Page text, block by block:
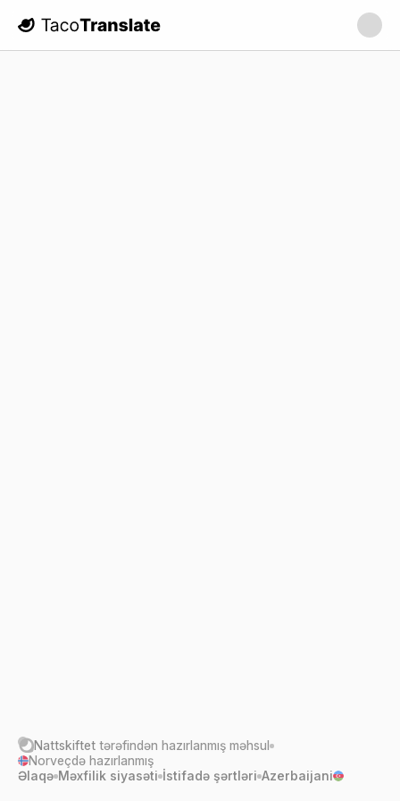
TacoTranslate
Nattskiftet tərəfindən hazırlanmış məhsul
Norveçdə hazırlanmış
Əlaqə Məxfilik siyasəti İstifadə şərtləri Azerbaijani